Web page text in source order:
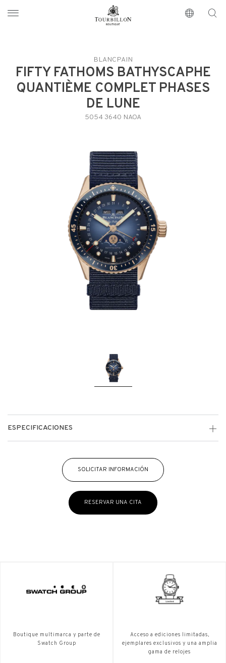
https://www.tourbillon.com/index.php/es
BLANCPAIN
FIFTY FATHOMS BATHYSCAPHE
QUANTIÈME COMPLET PHASES
DE LUNE
5054 3640 NAOA
ESPECIFICACIONES
SOLICITAR INFORMACIÓN
RESERVAR UNA CITA
Boutique multimarca y parte de
Swatch Group
Acceso a ediciones limitadas,
ejemplares exclusivos y una amplia
gama de relojes